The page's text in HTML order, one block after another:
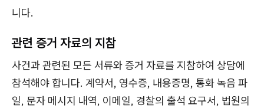
니다.
관련 증거 자료의 지참
사건과 관련된 모든 서류와 증거 자료를 지참하여 상담에
참석해야 합니다. 계약서, 영수증, 내용증명, 통화 녹음 파
일, 문자 메시지 내역, 이메일, 경찰의 출석 요구서, 법원의